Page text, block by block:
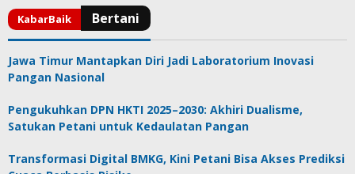
Jawa Timur Mantapkan Diri Jadi Laboratorium Inovasi
Pangan Nasional
Pengukuhkan DPN HKTI 2025–2030: Akhiri Dualisme,
Satukan Petani untuk Kedaulatan Pangan
Transformasi Digital BMKG, Kini Petani Bisa Akses Prediksi